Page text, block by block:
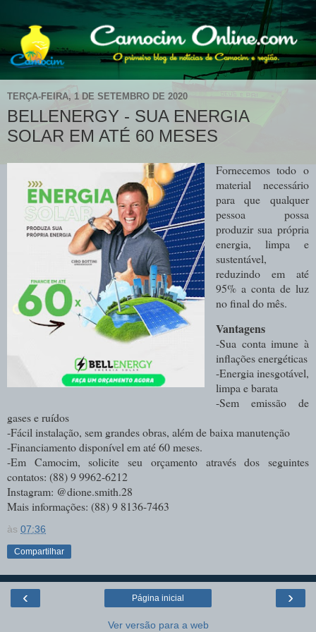
TERÇA-FEIRA, 1 DE SETEMBRO DE 2020
BELLENERGY - SUA ENERGIA
SOLAR EM ATÉ 60 MESES
Fornecemos todo o
material necessário
para que qualquer
pessoa possa
produzir sua própria
energia, limpa e
sustentável,
reduzindo em até
95% a conta de luz
no final do mês.
Vantagens
-Sua conta imune à
inflações energéticas
-Energia inesgotável,
limpa e barata
-Sem emissão de
gases e ruídos
-Fácil instalação, sem grandes obras, além de baixa manutenção
-Financiamento disponível em até 60 meses.
-Em Camocim, solicite seu orçamento através dos seguintes
contatos: (88) 9 9962-6212
Instagram: @dione.smith.28
Mais informações: (88) 9 8136-7463
às 07:36
Compartilhar
‹ ›
Página inicial
Ver versão para a web